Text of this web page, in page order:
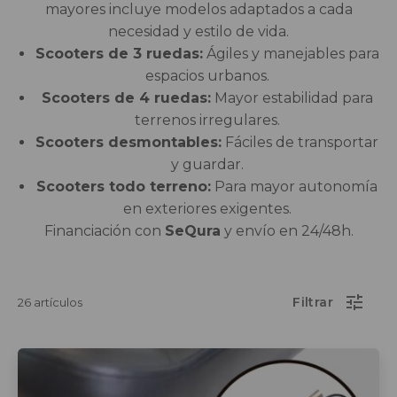
mayores incluye modelos adaptados a cada
necesidad y estilo de vida.
Scooters de 3 ruedas:Ágiles y manejables para
espacios urbanos.
Scooters de 4 ruedas:Mayor estabilidad para
terrenos irregulares.
Scooters desmontables: Fáciles de transportar
y guardar.
Scooters todo terreno: Para mayor autonomía
en exteriores exigentes.
Financiación con SeQura y envío en 24/48h.
26 artículos
Salvaescaleras
Scooters
Sillas de ruedas
Sillas de ruedas eléctricas
Sistemas de sujeción